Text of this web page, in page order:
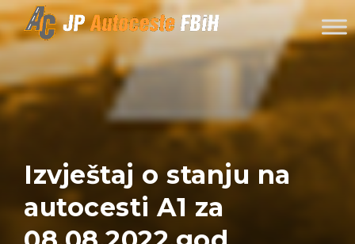
Skip to content
Izvještaj o stanju na
autocesti A1 za